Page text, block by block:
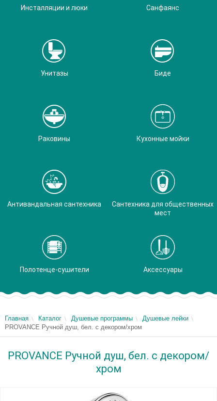
Инсталляции и люки Санфаянс
Унитазы Биде
Раковины Кухонные мойки
Антивандальная сантехника
Сантехника для общественных
мест
Полотенце-сушители Аксессуары
Главная Каталог Душевые программы
Душевые лейки
PROVANCE Ручной душ, бел. с декором/хром
PROVANCE Ручной душ, бел. с декором/
хром